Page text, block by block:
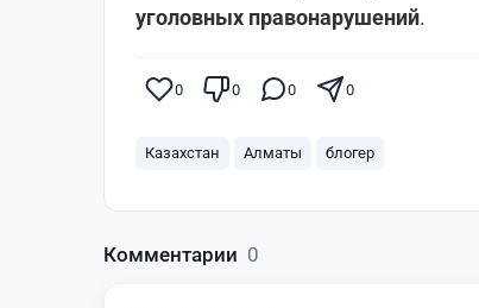
уголовных правонарушений.
0 0 0 0
Казахстан Алматы блогер
Комментарии 0